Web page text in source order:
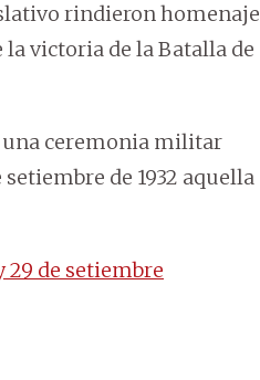
rindieron homenaje
victoria de la Batalla de
una ceremonia militar
de 1932 aquella
29 de setiembre